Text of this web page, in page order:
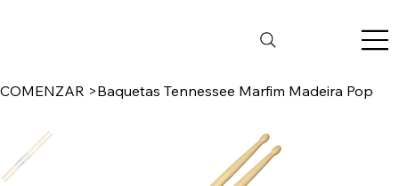
COMENZAR >Baquetas Tennessee Marfim Madeira Pop